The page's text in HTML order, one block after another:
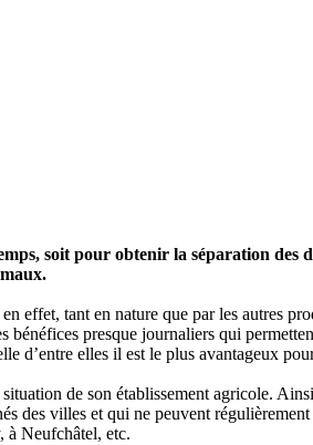
soit pour obtenir la séparation des
effet, tant en nature que par les autres
presque journaliers qui
d’entre elles il est le plus avantageux
de son établissement agricole.
des villes et qui ne peuvent régulièrement
à Neufchâtel, etc.